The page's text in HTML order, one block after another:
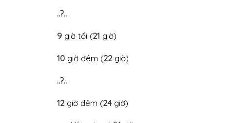
..?..
9 giờ tối (21 giờ)
10 giờ đêm (22 giờ)
..?..
12 giờ đêm (24 giờ)